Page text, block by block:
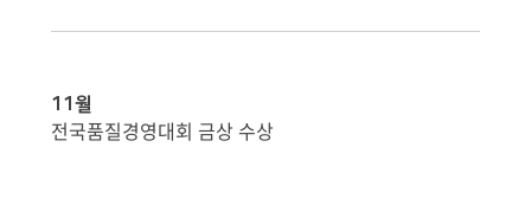
11월
전국품질경영대회 금상 수상